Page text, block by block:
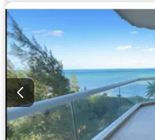
Cocina integral
Conserje
Electricidad
Internet
Jardín Despacho
Sala polivalente
Seguridad
Wifi
Solo familias Sin